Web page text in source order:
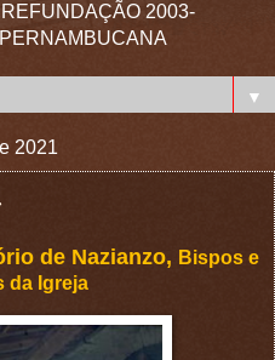
2003-
▼
2021
de Nazianzo, Bispos e
da Igreja